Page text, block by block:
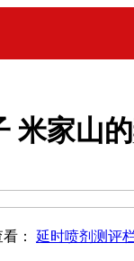
米家山
： 延时喷剂测评